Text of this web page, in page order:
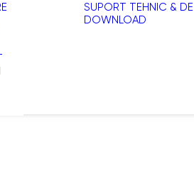
SUPORT TEHNIC & DE
DOWNLOAD